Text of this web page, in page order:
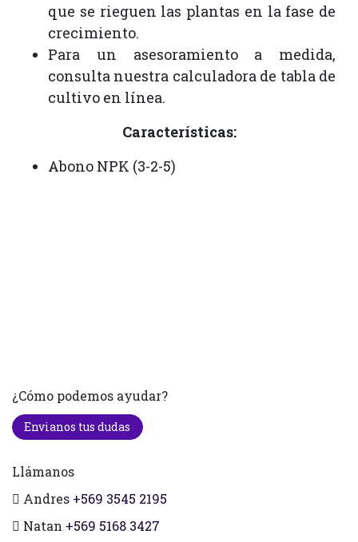
que se rieguen las plantas en la fase de
crecimiento.
Para un asesoramiento a medida,
consulta nuestra calculadora de tabla de
cultivo en línea.
Características:
Abono NPK (3-2-5)
¿Cómo podemos ayudar?
Envianos tus dudas
Llámanos
Andres +569 3545 2195
Natan +569 5168 3427